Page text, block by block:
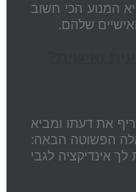
המנוע הכי חשוב
שלהם.
את דעתו ומביא
הפשוטה הבאה:
אמורה לתת לך אינדיקציה לגבי